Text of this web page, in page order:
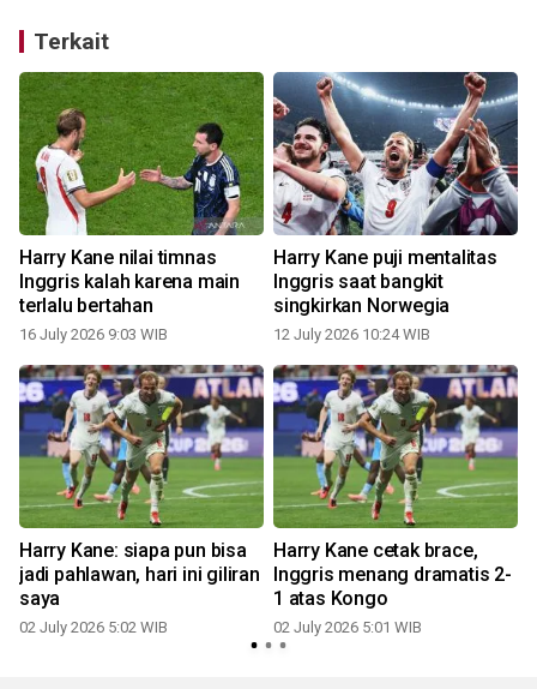
Terkait
Harry Kane nilai timnas
Inggris kalah karena main
terlalu bertahan
16 July 2026 9:03 WIB
Harry Kane puji mentalitas
Inggris saat bangkit
singkirkan Norwegia
12 July 2026 10:24 WIB
Harry Kane: siapa pun bisa
jadi pahlawan, hari ini giliran
saya
02 July 2026 5:02 WIB
Harry Kane cetak brace,
Inggris menang dramatis 2-
1 atas Kongo
02 July 2026 5:01 WIB